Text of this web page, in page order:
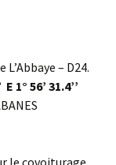
– D24.
E 1° 56’ 31.4’’
le covoiturage